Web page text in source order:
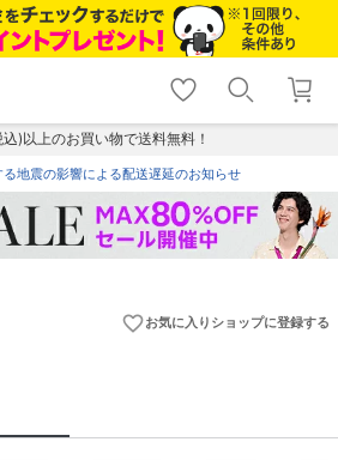
shopping_cart lock_outline
ログイン
)以上のお買い物で送料無料！
地震の影響による配送遅延のお知らせ
favorite_borderお気に入りショップに登録する